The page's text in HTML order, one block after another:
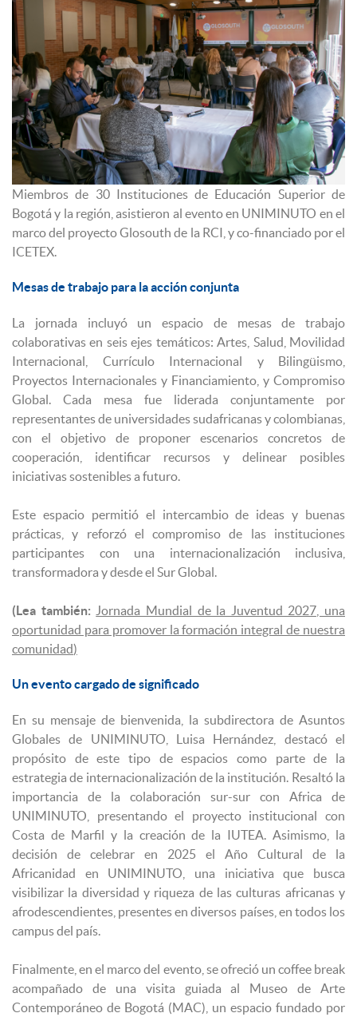
Miembros de 30 Instituciones de Educación Superior de
Bogotá y la región, asistieron al evento en UNIMINUTO en el
marco del proyecto Glosouth de la RCI, y co-financiado por el
ICETEX.
Mesas de trabajo para la acción conjunta
La jornada incluyó un espacio de mesas de trabajo
colaborativas en seis ejes temáticos: Artes, Salud, Movilidad
Internacional, Currículo Internacional y Bilingüismo,
Proyectos Internacionales y Financiamiento, y Compromiso
Global. Cada mesa fue liderada conjuntamente por
representantes de universidades sudafricanas y colombianas,
con el objetivo de proponer escenarios concretos de
cooperación, identificar recursos y delinear posibles
iniciativas sostenibles a futuro.
Este espacio permitió el intercambio de ideas y buenas
prácticas, y reforzó el compromiso de las instituciones
participantes con una internacionalización inclusiva,
transformadora y desde el Sur Global.
(Lea también: Jornada Mundial de la Juventud 2027, una
oportunidad para promover la formación integral de nuestra
comunidad)
Un evento cargado de significado
En su mensaje de bienvenida, la subdirectora de Asuntos
Globales de UNIMINUTO, Luisa Hernández, destacó el
propósito de este tipo de espacios como parte de la
estrategia de internacionalización de la institución. Resaltó la
importancia de la colaboración sur-sur con Africa de
UNIMINUTO, presentando el proyecto institucional con
Costa de Marfil y la creación de la IUTEA. Asimismo, la
decisión de celebrar en 2025 el Año Cultural de la
Africanidad en UNIMINUTO, una iniciativa que busca
visibilizar la diversidad y riqueza de las culturas africanas y
afrodescendientes, presentes en diversos países, en todos los
campus del país.
Finalmente, en el marco del evento, se ofreció un coffee break
acompañado de una visita guiada al Museo de Arte
Contemporáneo de Bogotá (MAC), un espacio fundado por